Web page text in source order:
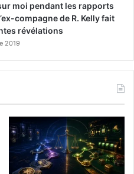
moi pendant les rapports
compagne de R. Kelly fait
révélations
2019